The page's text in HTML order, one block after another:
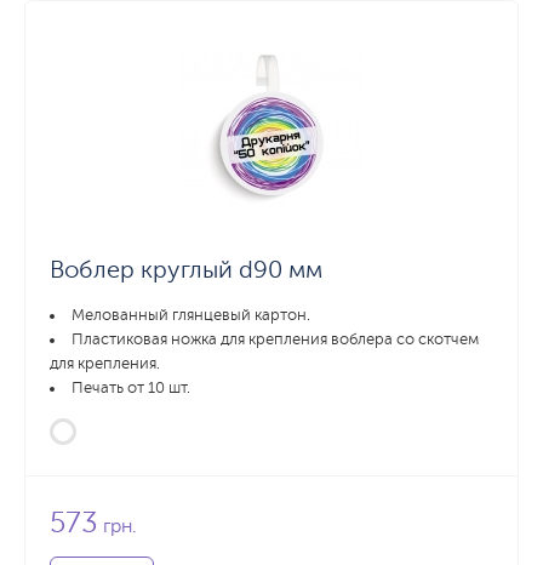
Воблер круглый d90 мм
Мелованный глянцевый картон.
Пластиковая ножка для крепления воблера со скотчем
для крепления.
Печать от 10 шт.
573 грн.